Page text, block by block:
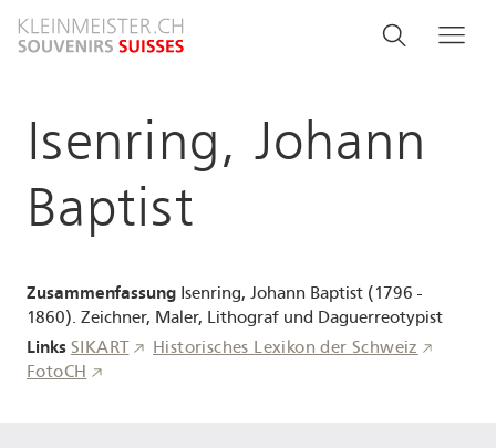
zum
Search
Suche
Isenring, Johann
Baptist
Zusammenfassung Isenring, Johann Baptist (1796 -
1860). Zeichner, Maler, Lithograf und Daguerreotypist
Links SIKART
Historisches Lexikon der Schweiz
FotoCH